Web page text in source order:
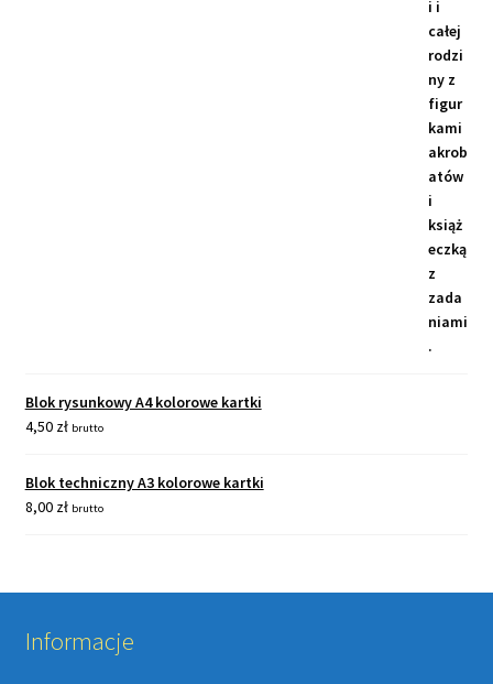
Blok rysunkowy A4 kolorowe kartki
4,50 zł brutto
Blok techniczny A3 kolorowe kartki
8,00 zł brutto
Informacje